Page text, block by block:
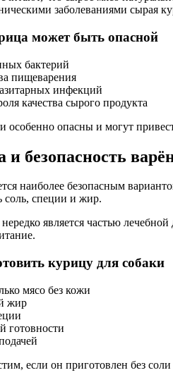
заболеваниями сырая
может быть опасной
бактерий
пищеварения
инфекций
качества сырого продукта
особенно опасны и могут
безопасность
наиболее безопасным
соль, специи и жир.
является частью
курицу для собаки
мясо без кожи
жир
готовности
если он приготовлен без